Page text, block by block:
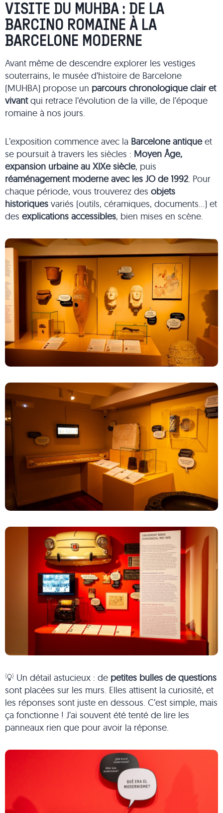
VISITE DU MUHBA : DE LA
BARCINO ROMAINE À LA
BARCELONE MODERNE
Avant même de descendre explorer les vestiges
souterrains, le musée d’histoire de Barcelone
(MUHBA) propose un parcours chronologique clair et
vivantqui retrace l’évolution de la ville, de l’époque
romaine à nos jours.
L’exposition commence avec la Barcelone antiqueet
se poursuit à travers les siècles : Moyen Âge,
expansion urbaine au XIXe siècle, puis
réaménagement moderne avec les JO de 1992. Pour
chaque période, vous trouverez des objets
historiquesvariés (outils, céramiques, documents…) et
des explications accessibles, bien mises en scène.
💡 Un détail astucieux : de petites bulles de questions
sont placées sur les murs. Elles attisent la curiosité, et
les réponses sont juste en dessous. C’est simple, mais
ça fonctionne ! J’ai souvent été tenté de lire les
panneaux rien que pour avoir la réponse.